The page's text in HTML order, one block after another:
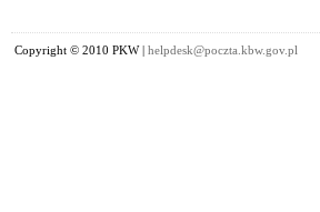
Copyright © 2010 PKW | helpdesk@poczta.kbw.gov.pl